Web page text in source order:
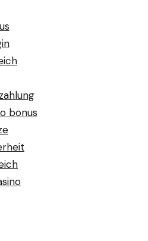
bonus